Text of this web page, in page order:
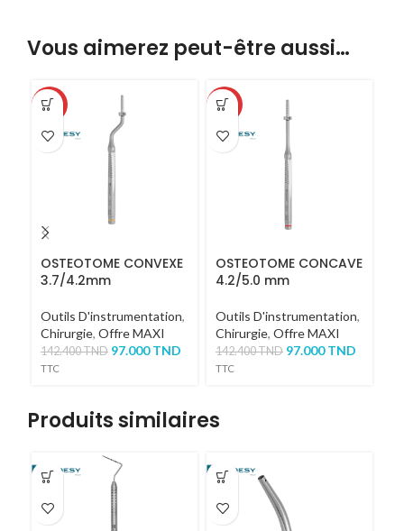
Vous aimerez peut-être aussi…
-32%
OSTEOTOME CONVEXE
3.7/4.2mm
Outils D'instrumentation,
Chirurgie, Offre MAXI
142.400TND 97.000TND
TTC
-32%
OSTEOTOME CONCAVE
4.2/5.0 mm
Outils D'instrumentation,
Chirurgie, Offre MAXI
142.400TND 97.000TND
TTC
Produits similaires